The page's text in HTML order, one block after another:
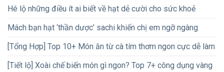
Hé lộ những điều ít ai biết về hạt dẻ cười cho sức khoẻ
Mách bạn hạt ‘thần dược’ sachi khiến chị em ngỡ ngàng
[Tổng Hợp] Top 10+ Món ăn từ cà tím thơm ngon cực dễ làm
[Tiết lộ] Xoài chế biến món gì ngon? Top 7+ công dụng vàng